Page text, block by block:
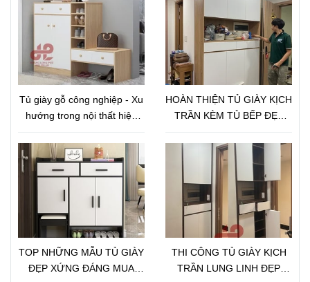
Tủ giày gỗ công nghiệp - Xu
hướng trong nội thất hiện
HOÀN THIỆN TỦ GIÀY KỊCH
TRẦN KÈM TỦ BẾP ĐẸP
CHUNG CƯ
SAIGONGATEWAY
TOP NHỮNG MẪU TỦ GIÀY
ĐẸP XỨNG ĐÁNG MUA
THI CÔNG TỦ GIÀY KỊCH
TRẦN LUNG LINH ĐẸP